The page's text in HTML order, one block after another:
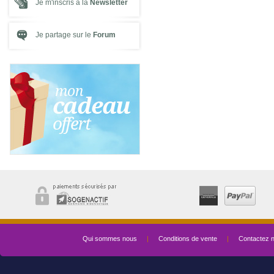
Je m'inscris à la Newsletter
Je partage sur le Forum
Qui sommes nous | Conditions de vente | Contactez